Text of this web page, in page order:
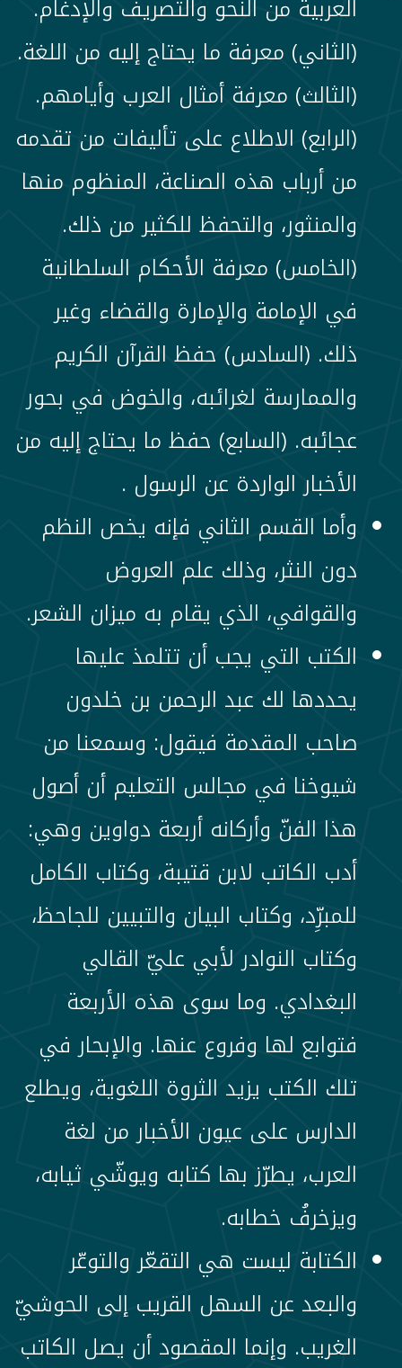
العربية من النحو والتصريف والإدغام.
(الثاني) معرفة ما يحتاج إليه من اللغة.
(الثالث) معرفة أمثال العرب وأيامهم.
(الرابع) الاطلاع على تأليفات من تقدمه
من أرباب هذه الصناعة، المنظوم منها
والمنثور، والتحفظ للكثير من ذلك.
(الخامس) معرفة الأحكام السلطانية
في الإمامة والإمارة والقضاء وغير
ذلك. (السادس) حفظ القرآن الكريم
والممارسة لغرائبه، والخوض في بحور
عجائبه. (السابع) حفظ ما يحتاج إليه من
الأخبار الواردة عن الرسول .
وأما القسم الثاني فإنه يخص النظم
دون النثر، وذلك علم العروض
والقوافي، الذي يقام به ميزان الشعر.
الكتب التي يجب أن تتلمذ عليها
يحددها لك عبد الرحمن بن خلدون
صاحب المقدمة فيقول: وسمعنا من
شيوخنا في مجالس التعليم أن أصول
هذا الفنّ وأركانه أربعة دواوين وهي:
أدب الكاتب لابن قتيبة، وكتاب الكامل
للمبرِّد، وكتاب البيان والتبيين للجاحظ،
وكتاب النوادر لأبي عليّ القالي
البغدادي. وما سوى هذه الأربعة
فتوابع لها وفروع عنها. والإبحار في
تلك الكتب يزيد الثروة اللغوية، ويطلع
الدارس على عيون الأخبار من لغة
العرب، يطرّز بها كتابه ويوشّي ثيابه،
ويزخرفُ خطابه.
الكتابة ليست هي التقعّر والتوعّر
والبعد عن السهل القريب إلى الحوشيّ
الغريب. وإنما المقصود أن يصل الكاتب